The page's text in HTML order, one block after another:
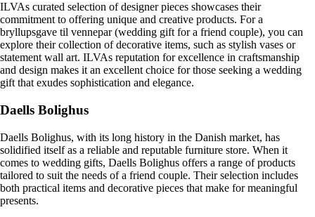
ILVAs curated selection of designer pieces showcases their
commitment to offering unique and creative products. For a
bryllupsgave til vennepar (wedding gift for a friend couple), you can
explore their collection of decorative items, such as stylish vases or
statement wall art. ILVAs reputation for excellence in craftsmanship
and design makes it an excellent choice for those seeking a wedding
gift that exudes sophistication and elegance.
Daells Bolighus
Daells Bolighus, with its long history in the Danish market, has
solidified itself as a reliable and reputable furniture store. When it
comes to wedding gifts, Daells Bolighus offers a range of products
tailored to suit the needs of a friend couple. Their selection includes
both practical items and decorative pieces that make for meaningful
presents.